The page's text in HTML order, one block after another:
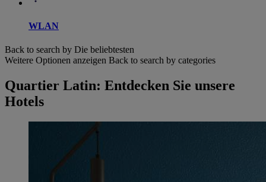
WLAN
Back to search by Die beliebtesten
Weitere Optionen anzeigen Back to search by categories
Quartier Latin: Entdecken Sie unsere
Hotels